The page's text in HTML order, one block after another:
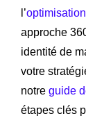
l’
approche
identité de
votre
notre guide
étapes clés